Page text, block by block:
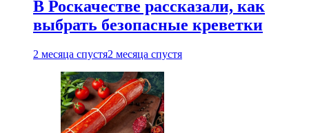
В Роскачестве рассказали, как
выбрать безопасные креветки
2 месяца спустя2 месяца спустя